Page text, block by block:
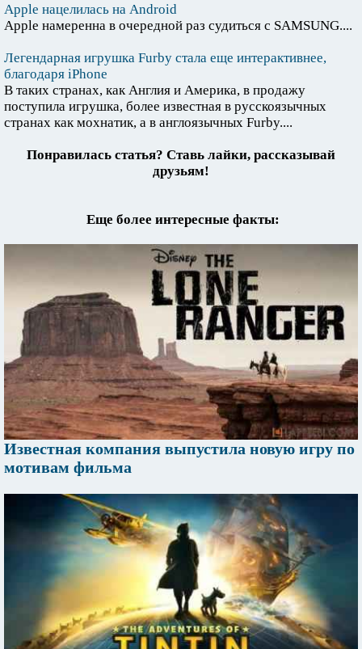
Apple нацелилась на Android
Apple намеренна в очередной раз судиться с SAMSUNG....
Легендарная игрушка Furby стала еще интерактивнее,
благодаря iPhone
В таких странах, как Англия и Америка, в продажу
поступила игрушка, более известная в русскоязычных
странах как мохнатик, а в англоязычных Furby....
Понравилась статья? Ставь лайки, рассказывай
друзьям!
Еще более интересные факты:
Известная компания выпустила новую игру по
мотивам фильма